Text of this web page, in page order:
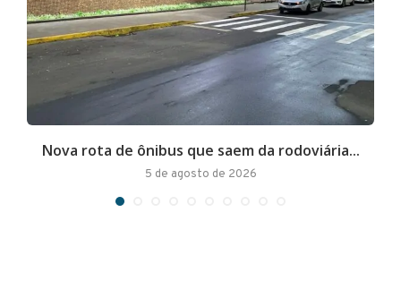
Nova rota de ônibus que saem da rodoviária...
5 de agosto de 2026